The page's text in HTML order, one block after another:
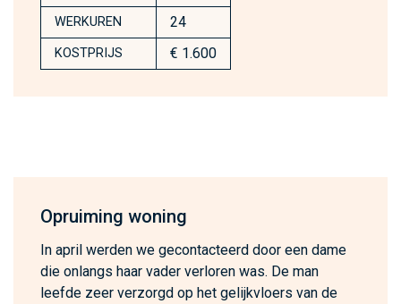
WERKUREN 24
KOSTPRIJS € 1.600
Opruiming woning
In april werden we gecontacteerd door een dame
die onlangs haar vader verloren was. De man
leefde zeer verzorgd op het gelijkvloers van de